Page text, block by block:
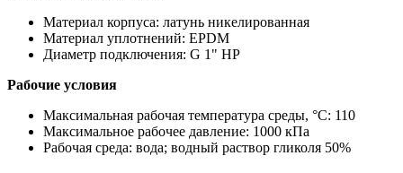
Материал корпуса: латунь никелированная
Материал уплотнений: EPDM
Диаметр подключения: G 1" НР
Рабочие условия
Максимальная рабочая температура среды, °С: 110
Максимальное рабочее давление: 1000 кПа
Рабочая среда: вода; водный раствор гликоля 50%